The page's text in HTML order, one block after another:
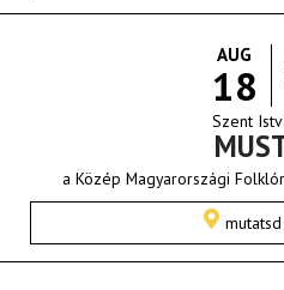
AUG
18
Szent
a Közép Magyarországi